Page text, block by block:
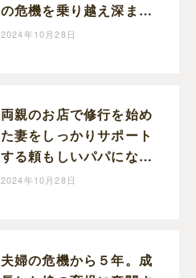
の危機を乗り越え深まっ
た家族の絆。育児なめす
2024年10月28日
両親のお店で修行を始め
た妻をしっかりサポート
する頼もしいパパになっ
た育児なめすぎ夫［２０
2024年10月28日
夫婦の危機から５年。成